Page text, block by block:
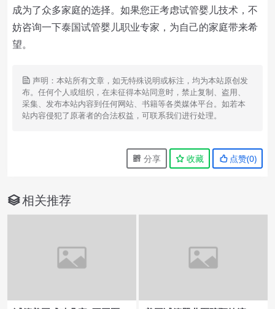
成为了众多家庭的选择。如果您正考虑试管婴儿技术，不
妨咨询一下泰国试管婴儿职业专家，为自己的家庭带来希
望。
声明：本站所有文章，如无特殊说明或标注，均为本站原创发
布。任何个人或组织，在未征得本站同意时，禁止复制、盗用、
采集、发布本站内容到任何网站、书籍等各类媒体平台。如若本
站内容侵犯了原著者的合法权益，可联系我们进行处理。
分享 收藏 点赞(0)
相关推荐